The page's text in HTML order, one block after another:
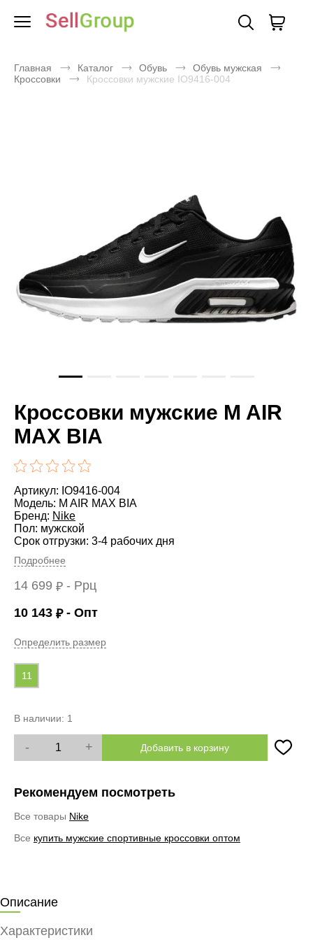
Главная Каталог Обувь
Обувь мужская
Кроссовки
Кроссовки мужские IO9416-004
Кроссовки мужские M AIR
MAX BIA
Артикул: IO9416-004
Модель: M AIR MAX BIA
Бренд: Nike
Пол: мужской
Срок отгрузки: 3-4 рабочих дня
Подробнее
14 699 ₽ - Ррц
10 143 ₽- Опт
Определить размер
11
В наличии: 1
- + Добавить в корзину
Рекомендуем посмотреть
Все товары Nike
Все купить мужские спортивные кроссовки оптом
Описание
Характеристики